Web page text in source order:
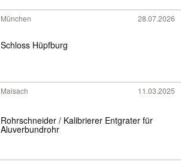
München 28.07.2026
Schloss Hüpfburg
Maisach 11.03.2025
Rohrschneider / Kalibrierer Entgrater für
Aluverbundrohr